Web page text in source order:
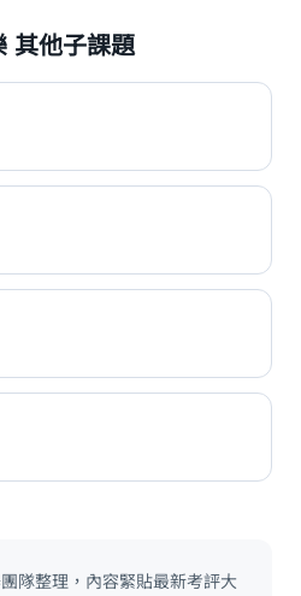
其他子課題
團隊整理，內容緊貼最新考評大